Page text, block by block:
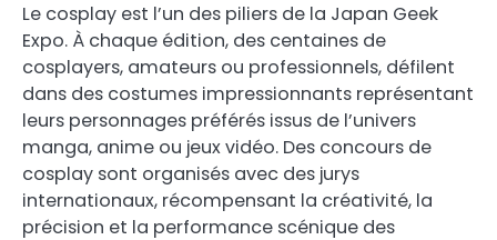
Le cosplay est l’un des piliers de la Japan Geek
Expo. À chaque édition, des centaines de
cosplayers, amateurs ou professionnels, défilent
dans des costumes impressionnants représentant
leurs personnages préférés issus de l’univers
manga, anime ou jeux vidéo. Des concours de
cosplay sont organisés avec des jurys
internationaux, récompensant la créativité, la
précision et la performance scénique des